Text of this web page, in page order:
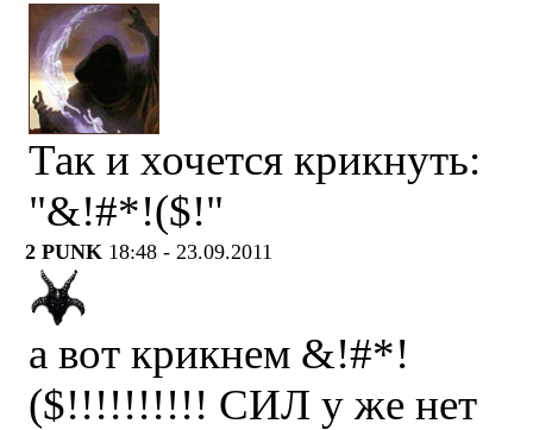
Так и хочется крикнуть:
"&!#*!($!"
2 PUNK 18:48 - 23.09.2011
а вот крикнем &!#*!
($!!!!!!!!!! СИЛ у же нет